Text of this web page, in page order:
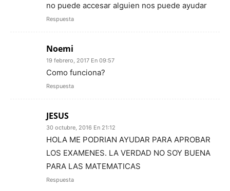
no puede accesar alguien nos puede ayudar
Respuesta
Noemi
19 febrero, 2017 En 09:57
Como funciona?
Respuesta
JESUS
30 octubre, 2016 En 21:12
HOLA ME PODRIAN AYUDAR PARA APROBAR
LOS EXAMENES. LA VERDAD NO SOY BUENA
PARA LAS MATEMATICAS
Respuesta